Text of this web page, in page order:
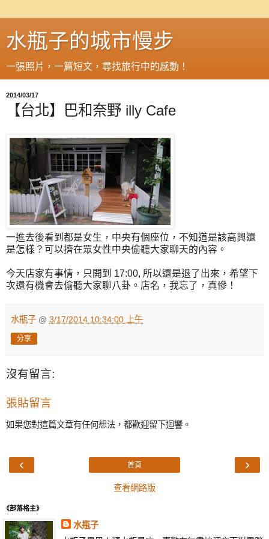
水瓶子的城市慢步
一張照片，一篇短文，尋找旅行中的感動！
2014/03/17
【台北】巴和奈野 illy Cafe
一進去後看到都是女生，中央有個座位，不知道是該高興還
是怎樣？可以擠在眾女性中央偷聽大家聊天的內容。
今天店家有事情，只開到 17:00, 所以還是退了出來，希望下
次還有機會去偷聽大家聊八卦。店名，我忘了，真慘！
水瓶子 @ 3/17/2014 10:34:00 上午
分享
沒有留言:
張貼留言
如果您對這篇文章有任何想法，都歡迎留下迴響。
‹ ›
首頁
查看網路版
《部落格主》
水瓶子